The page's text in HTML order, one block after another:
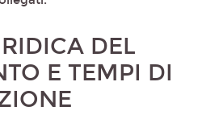
DEL
E TEMPI DI